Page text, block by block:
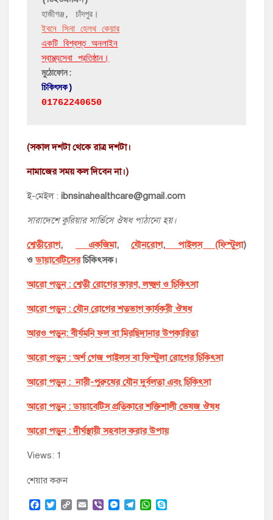
ইবনে সিনা হেলথ কেয়ার
একটি বিশ্বস্ত অনলাইন
স্বাস্থ্যসেবা প্রতিষ্ঠান।
মুঠোফোন
চিকিৎসক)
01762240650
(সকাল দশটা থেকে রাত্র দশটা।
নামাজের সময় কল দিবেন না।)
ই-মেইল :ibnsinahealthcare@gmail.com
সারাদেশে কুরিয়ার সার্ভিসে ঔষধ পাঠানো হয়।
শ্বেতীরোগ, একজিমা,যৌনরোগ, পাইলস (ফিস্টুলা)
ওডায়াবেটিসেরচিকিৎসক।
আরো পড়ুন : শ্বেতী রোগের কারণ, লক্ষ্মণ ও চিকিৎসা
আরো পড়ুন : যৌন রোগের শতভাগ কার্যকরী ঔষধ
আরও পড়ুন: বীর্যমনি ফল বা মিরছিদানার উপকারিতা
আরো পড়ুন : অর্শ গেজ পাইলস বা ফিস্টুলা রোগের চিকিৎসা
আরো পড়ুন : নারী-পুরুষের যৌন দুর্বলতা এবং চিকিৎসা
আরো পড়ুন : ডায়াবেটিস প্রতিকারে শক্তিশালী ভেষজ ঔষধ
আরো পড়ুন : দীর্ঘস্থায়ী সহবাস করার উপায়
Views: 1
শেয়ার করুন
F
T
C
E
V
M
T
W